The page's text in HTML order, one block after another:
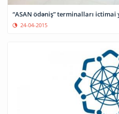
“ASAN ödəniş” terminalları ictimai
24-04-2015